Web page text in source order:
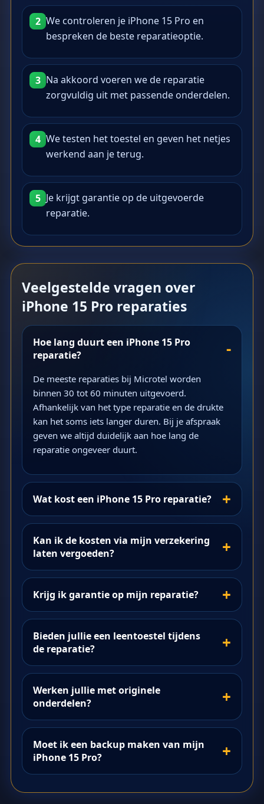
2 We controleren je iPhone 15 Pro en
bespreken de beste reparatieoptie.
3 Na akkoord voeren we de reparatie
zorgvuldig uit met passende onderdelen.
4 We testen het toestel en geven het netjes
werkend aan je terug.
5 Je krijgt garantie op de uitgevoerde
reparatie.
Veelgestelde vragen over
iPhone 15 Pro reparaties
Hoe lang duurt een iPhone 15 Pro
reparatie?
De meeste reparaties bij Microtel worden
binnen 30 tot 60 minuten uitgevoerd.
Afhankelijk van het type reparatie en de drukte
kan het soms iets langer duren. Bij je afspraak
geven we altijd duidelijk aan hoe lang de
reparatie ongeveer duurt.
Wat kost een iPhone 15 Pro reparatie?
Kan ik de kosten via mijn verzekering
laten vergoeden?
Krijg ik garantie op mijn reparatie?
Bieden jullie een leentoestel tijdens
de reparatie?
Werken jullie met originele
onderdelen?
Moet ik een backup maken van mijn
iPhone 15 Pro?